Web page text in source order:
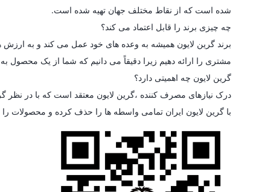
شده است که از نقاط مختلف جهان تهیه شده است.
چه چیزی برند را قابل اعتماد می کند؟
برند گرین لایون همیشه به وعده های خود عمل می کند و به ارزش
مشتری را ارائه دهیم زیرا دقیقاً می دانیم که شما از یک محصول به
گرین لایون چه اهمیتی دارد؟
درک نیازهای مصرف کننده ،گرین لایون معتقد است که با در نظر
با گرین لایون ایران تمامی واسطه ها را حذف کرده و محصولات